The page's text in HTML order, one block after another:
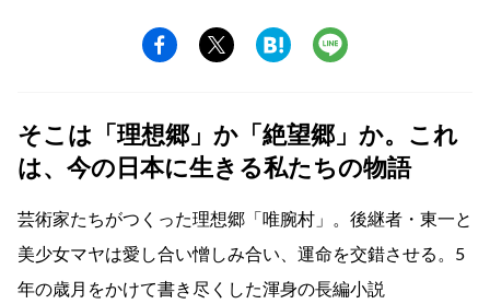
そこは「理想郷」か「絶望郷」か。これ
は、今の日本に生きる私たちの物語
芸術家たちがつくった理想郷「唯腕村」。後継者・東一と
美少女マヤは愛し合い憎しみ合い、運命を交錯させる。5
年の歳月をかけて書き尽くした渾身の長編小説